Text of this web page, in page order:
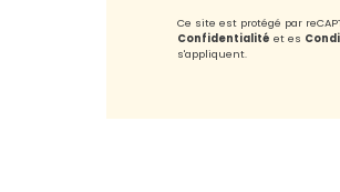
Ce site est protégé par
Confidentialité et es
s'appliquent.